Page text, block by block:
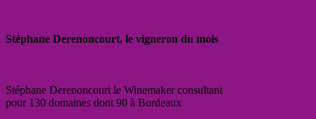
Stéphane Derenoncourt, le vigneron du mois
Stéphane Derenoncourt le Winemaker consultant
pour 130 domaines dont 90 à Bordeaux